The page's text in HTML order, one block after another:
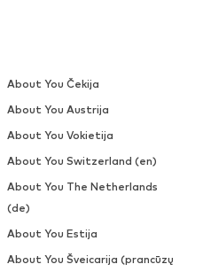
About You Čekija
About You Austrija
About You Vokietija
About You Switzerland (en)
About You The Netherlands
(de)
About You Estija
About You Šveicarija (prancūzų